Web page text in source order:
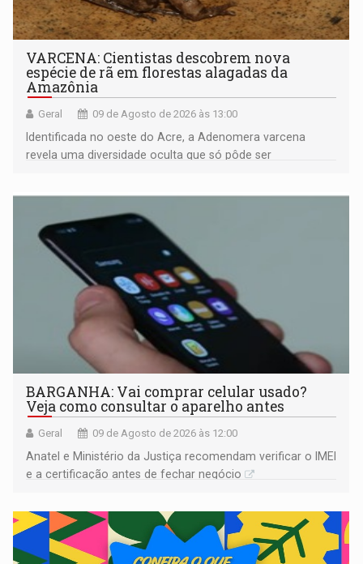
VARCENA: Cientistas descobrem nova
espécie de rã em florestas alagadas da
Amazônia
Geral 09 de Agosto de 2026 às 13:00
Identificada no oeste do Acre, a Adenomera varcena
revela uma diversidade oculta que só pôde ser
BARGANHA: Vai comprar celular usado?
Veja como consultar o aparelho antes
Geral 09 de Agosto de 2026 às 12:00
Anatel e Ministério da Justiça recomendam verificar o IMEI
e a certificação antes de fechar negócio